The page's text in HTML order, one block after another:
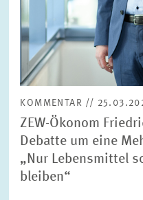
KOMMENTAR //
ZEW-Ökonom
Debatte um eine
„Nur Lebensmittel
bleiben“